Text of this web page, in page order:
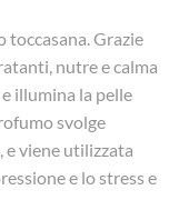
toccasana. Grazie
nutre e calma
illumina la pelle
svolge
e viene utilizzata
e lo stress e